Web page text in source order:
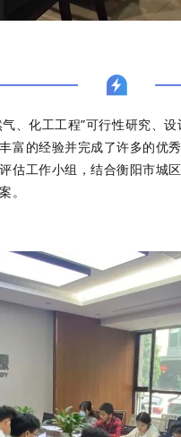
化工工程”可行性研究、
富的经验并完成了许多的优
估工作小组，结合衡阳市城
。